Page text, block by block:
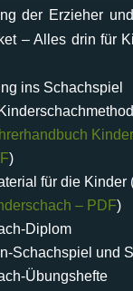
der Erzieher
– Alles drin für
ins Schachspiel
)
für die Kinder
– PDF)
Diplom
Schachspiel und
Übungshefte